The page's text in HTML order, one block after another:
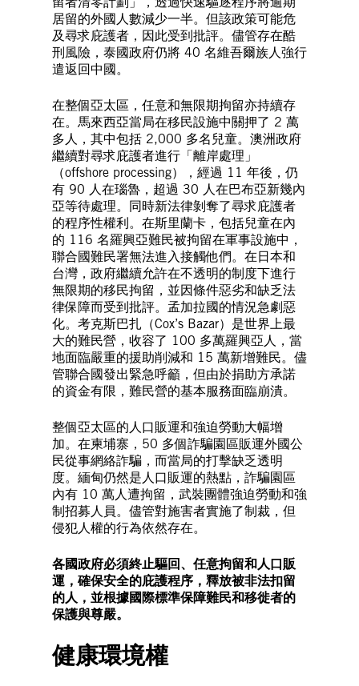
居留的外國人數減少一半。但該政策可能危
及尋求庇護者，因此受到批評。儘管存在酷
刑風險，泰國政府仍將 40 名維吾爾族人強行
遣返回中國。
在整個亞太區，任意和無限期拘留亦持續存
在。馬來西亞當局在移民設施中關押了 2 萬
多人，其中包括 2,000 多名兒童。澳洲政府
繼續對尋求庇護者進行「離岸處理」
（offshore processing），經過 11 年後，仍
有 90 人在瑙魯，超過 30 人在巴布亞新幾內
亞等待處理。同時新法律剝奪了尋求庇護者
的程序性權利。在斯里蘭卡，包括兒童在內
的 116 名羅興亞難民被拘留在軍事設施中，
聯合國難民署無法進入接觸他們。在日本和
台灣，政府繼續允許在不透明的制度下進行
無限期的移民拘留，並因條件惡劣和缺乏法
律保障而受到批評。孟加拉國的情況急劇惡
化。考克斯巴扎（Cox’s Bazar）是世界上最
大的難民營，收容了 100 多萬羅興亞人，當
地面臨嚴重的援助削減和 15 萬新增難民。儘
管聯合國發出緊急呼籲，但由於捐助方承諾
的資金有限，難民營的基本服務面臨崩潰。
整個亞太區的人口販運和強迫勞動大幅增
加。在柬埔寨，50 多個詐騙園區販運外國公
民從事網絡詐騙，而當局的打擊缺乏透明
度。緬甸仍然是人口販運的熱點，詐騙園區
內有 10 萬人遭拘留，武裝團體強迫勞動和強
制招募人員。儘管對施害者實施了制裁，但
侵犯人權的行為依然存在。
各國政府必須終止驅回、任意拘留和人口販
運，確保安全的庇護程序，釋放被非法扣留
的人，並根據國際標準保障難民和移徙者的
保護與尊嚴。
健康環境權